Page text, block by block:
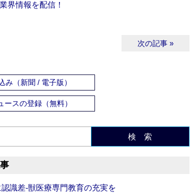
情報を配信！
次の記事 »
み（新聞 / 電子版）
ースの登録（無料）
検 索
識差‐獣医療専門教育の充実を